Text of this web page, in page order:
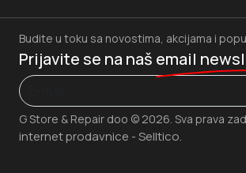
G Store & Repair doo © 2026. Sva prava
internet prodavnice - Selltico.
Budite u toku sa novostima, akcijama i
Prijavite se na naš email